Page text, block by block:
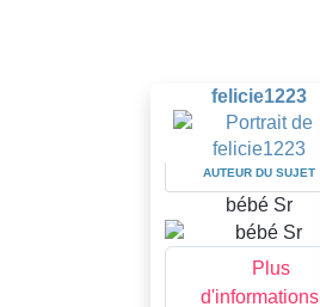
felicie1223
AUTEUR DU SUJET
bébé Sr
Plus
d'informations